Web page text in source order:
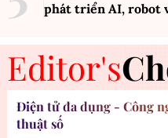
phát triển AI, robot
Editor's
Điện tử đa dụng - Công
thuật số